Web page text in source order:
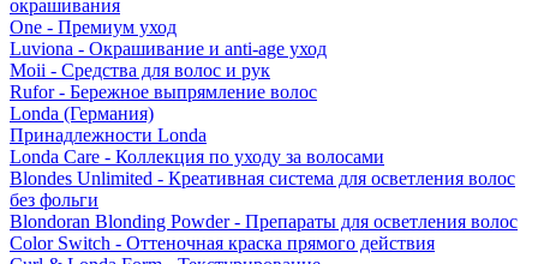
окрашивания
One - Премиум уход
Luviona - Окрашивание и anti-age уход
Moii - Средства для волос и рук
Rufor - Бережное выпрямление волос
Londa (Германия)
Принадлежности Londa
Londa Care - Коллекция по уходу за волосами
Blondes Unlimited - Креативная система для осветления волос
без фольги
Blondoran Blonding Powder - Препараты для осветления волос
Color Switch - Оттеночная краска прямого действия